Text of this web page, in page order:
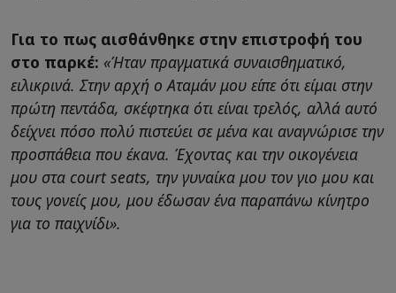
Για το πως αισθάνθηκε στην επιστροφή του
στο παρκέ: «Ήταν πραγματικά συναισθηματικό,
ειλικρινά. Στην αρχή ο Αταμάν μου είπε ότι είμαι στην
πρώτη πεντάδα, σκέφτηκα ότι είναι τρελός, αλλά αυτό
δείχνει πόσο πολύ πιστεύει σε μένα και αναγνώρισε την
προσπάθεια που έκανα. Έχοντας και την οικογένεια
μου στα court seats, την γυναίκα μου τον γιο μου και
τους γονείς μου, μου έδωσαν ένα παραπάνω κίνητρο
για το παιχνίδι».